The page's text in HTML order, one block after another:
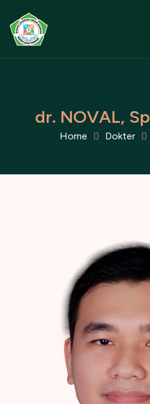
dr. NOVAL, Sp
Home Dokter